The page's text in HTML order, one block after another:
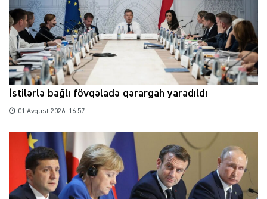
İstilərlə bağlı fövqəladə qərargah yaradıldı
01 Avqust 2026, 16:57